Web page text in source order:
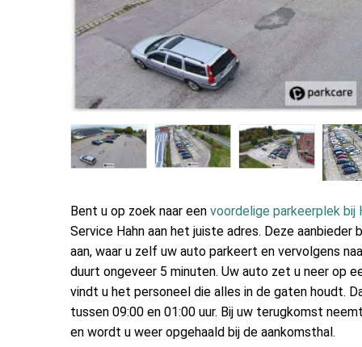
Bent u op zoek naar een voordelige parkeerplek bij
Service Hahn aan het juiste adres. Deze aanbieder
aan, waar u zelf uw auto parkeert en vervolgens
duurt ongeveer 5 minuten. Uw auto zet u neer op
vindt u het personeel die alles in de gaten houdt.
tussen 09:00 en 01:00 uur. Bij uw terugkomst
en wordt u weer opgehaald bij de aankomsthal.